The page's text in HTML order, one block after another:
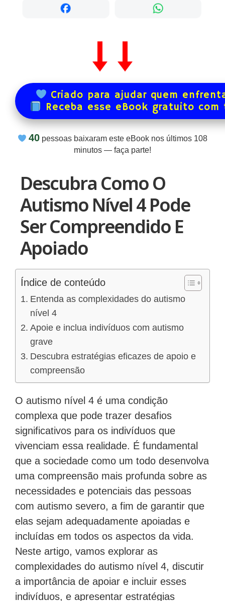
Criado para ajudar quem
Receba esse eBook gratuito
40pessoas baixaram este eBook nos últimos 108
minutos — faça parte!
Descubra Como O
Autismo Nível 4 Pode
Ser Compreendido E
Apoiado
Índice de conteúdo
Entenda as complexidades do autismo
nível 4
Apoie e inclua indivíduos com autismo
grave
Descubra estratégias eficazes de apoio e
compreensão
O autismo nível 4 é uma condição
complexa que pode trazer desafios
significativos para os indivíduos que
vivenciam essa realidade. É fundamental
que a sociedade como um todo desenvolva
uma compreensão mais profunda sobre as
necessidades e potenciais das pessoas
com autismo severo, a fim de garantir que
elas sejam adequadamente apoiadas e
incluídas em todos os aspectos da vida.
Neste artigo, vamos explorar as
complexidades do autismo nível 4, discutir
a importância de apoiar e incluir esses
indivíduos, e apresentar estratégias